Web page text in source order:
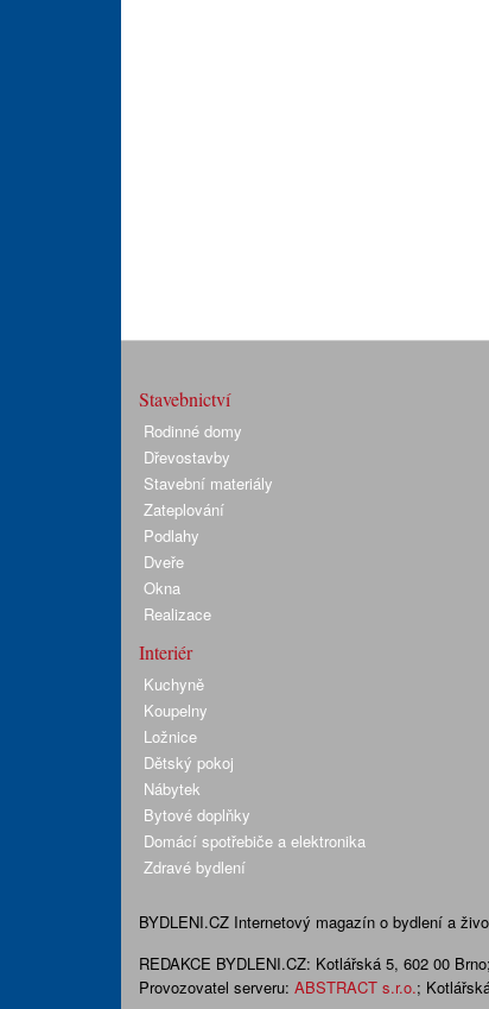
Stavebnictví
Rodinné domy
Dřevostavby
Stavební materiály
Zateplování
Podlahy
Dveře
Okna
Realizace
Interiér
Kuchyně
Koupelny
Ložnice
Dětský pokoj
Nábytek
Bytové doplňky
Domácí spotřebiče a elektronika
Zdravé bydlení
BYDLENI.CZ Internetový magazín o bydlení a
REDAKCE BYDLENI.CZ: Kotlářská 5, 602 00 Brno;
Provozovatel serveru: ABSTRACT s.r.o.;